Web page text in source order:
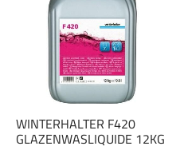
WINTERHALTER F420
GLAZENWASLIQUIDE 12KG